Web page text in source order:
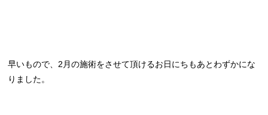
早いもので、2月の施術をさせて頂けるお日にちもあとわずかにな
りました。